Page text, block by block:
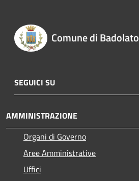
Comune di Badolato
SEGUICI SU
AMMINISTRAZIONE
Organi di Governo
Aree Amministrative
Uffici